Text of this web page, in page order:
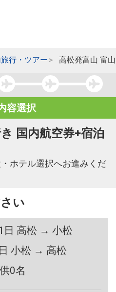
行・ツアー 高松発富山 富
容選択
国内航空券+宿泊
ホテル選択へお進みくだ
い
日 高松 → 小松
小松 → 高松
0名